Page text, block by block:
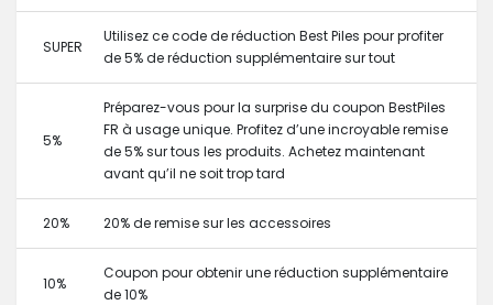
SUPER
Utilisez ce code de réduction Best Piles pour profiter
de 5% de réduction supplémentaire sur tout
5%
Préparez-vous pour la surprise du coupon BestPiles
FR à usage unique. Profitez d’une incroyable remise
de 5% sur tous les produits. Achetez maintenant
avant qu’il ne soit trop tard
20% 20% de remise sur les accessoires
10%
Coupon pour obtenir une réduction supplémentaire
de 10%